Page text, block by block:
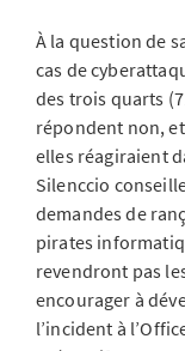
À la question de
cas de
des trois quarts
répondent non,
elles réagiraient
Silenccio
demandes de
pirates
revendront pas
encourager à
l’incident à